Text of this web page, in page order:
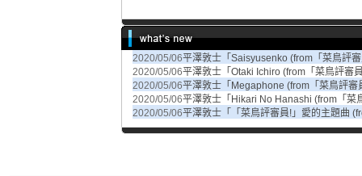
2020/05/06平澤敦士「Saisyusenko (from「菜鳥評
2020/05/06平澤敦士「Otaki Ichiro (from「菜鳥評審
2020/05/06平澤敦士「Megaphone (from「菜鳥評審
2020/05/06平澤敦士「Hikari No Hanashi (from「菜
2020/05/06平澤敦士「「菜鳥評審員!」愛的主題曲